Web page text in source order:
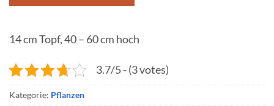
14 cm Topf, 40 – 60 cm hoch
3.7/5 - (3 votes)
Kategorie: Pflanzen